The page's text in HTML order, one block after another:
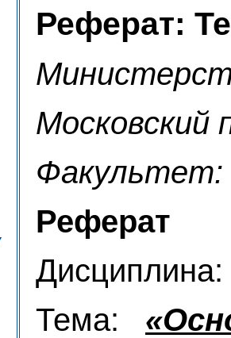
Реферат:
Московский
Факультет:
Реферат
Тема: